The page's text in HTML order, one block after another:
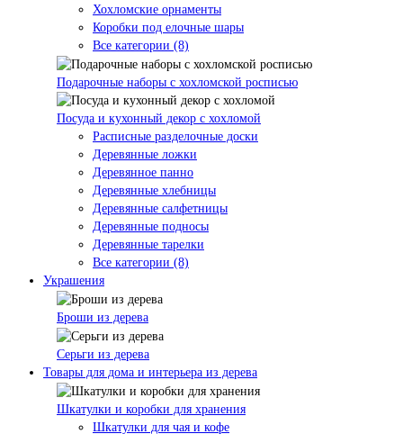
Хохломские орнаменты
Коробки под елочные шары
Все категории (8)
Подарочные наборы с хохломской росписью
Посуда и кухонный декор с хохломой
Расписные разделочные доски
Деревянные ложки
Деревянное панно
Деревянные хлебницы
Деревянные салфетницы
Деревянные подносы
Деревянные тарелки
Все категории (8)
Украшения
Броши из дерева
Серьги из дерева
Товары для дома и интерьера из дерева
Шкатулки и коробки для хранения
Шкатулки для чая и кофе